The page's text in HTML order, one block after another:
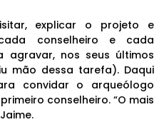
explicar o projeto e
conselheiro e cada
agravar, nos seus últimos
mão dessa tarefa). Daqui
convidar o arqueólogo
conselheiro. “O mais